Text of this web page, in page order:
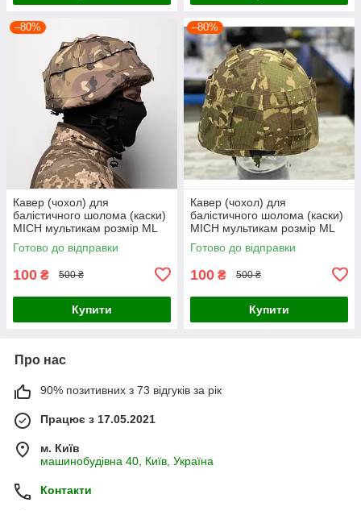
–80%
Кавер (чохол) для
балістичного шолома (каски)
MICH мультикам розмір МL
Готово до відправки
100 ₴ 500 ₴
Купити
–80%
Кавер (чохол) для
балістичного шолома (каски)
MICH мультикам розмір МL
Готово до відправки
100 ₴ 500 ₴
Купити
Про нас
90% позитивних з 73 відгуків за рік
Працює з 17.05.2021
м. Київ
машинобудівна 40, Київ, Україна
Контакти